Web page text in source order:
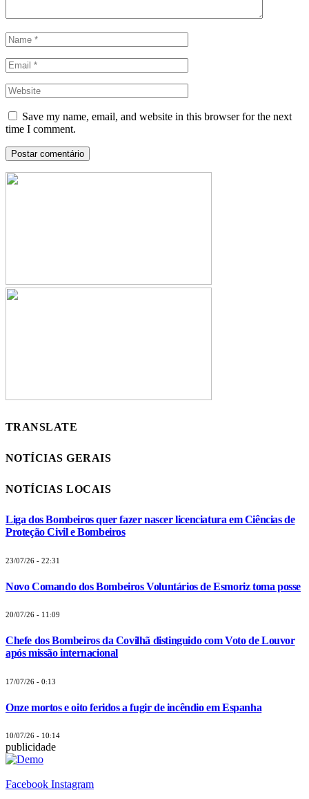
Save my name, email, and website in this browser for the next
time I comment.
TRANSLATE
NOTÍCIAS GERAIS
NOTÍCIAS LOCAIS
Liga dos Bombeiros quer fazer nascer licenciatura em Ciências de
Proteção Civil e Bombeiros
23/07/26 - 22:31
Novo Comando dos Bombeiros Voluntários de Esmoriz toma posse
20/07/26 - 11:09
Chefe dos Bombeiros da Covilhã distinguido com Voto de Louvor
após missão internacional
17/07/26 - 0:13
Onze mortos e oito feridos a fugir de incêndio em Espanha
10/07/26 - 10:14
publicidade
Facebook Instagram